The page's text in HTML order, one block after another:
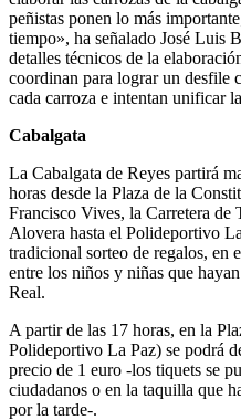
peñistas ponen lo más
tiempo», ha señalado José Luis
detalles técnicos de la
coordinan para lograr un desfile
cada carroza e intentan unificar
Cabalgata
La Cabalgata de Reyes partirá
horas desde la Plaza de la
Francisco Vives, la Carretera de
Alovera hasta el Polideportivo
tradicional sorteo de regalos, en
entre los niños y niñas que
Real.
A partir de las 17 horas, en la
Polideportivo La Paz) se podrá
precio de 1 euro -los tiquets se
ciudadanos o en la taquilla que
por la tarde-.